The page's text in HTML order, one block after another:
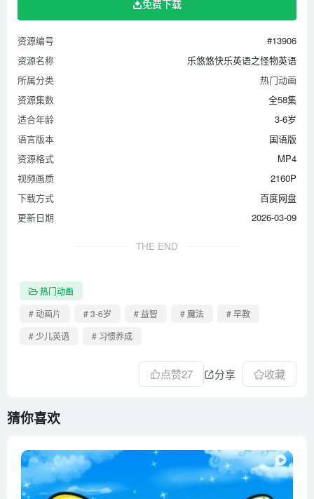
第37集 时间歌（二）
第38集 你几岁了
第39集 数手指
第40集 动物之歌
第41集 系安全带
第42集 课程歌
第43集 十位数歌
第44集 水果之歌
第45集 学习复合字母一
第46集 学习复合字母二
第49集 快起床啦
第50集 两只小手拍一拍
第51集 拿起你的小铅笔
第55集 文具歌
第57集 站立坐下
第58集 转圈圈
免费下载
资源编号
#13906
资源名称
乐悠悠快乐英语之怪物英语
所属分类
热门动画
资源集数
全58集
适合年龄
3-6岁
语言版本
国语版
资源格式
MP4
视频画质
2160P
下载方式
百度网盘
更新日期
2026-03-09
THE END
热门动画
# 动画片
# 3-6岁 # 益智 # 魔法
# 早教
# 少儿英语
# 习惯养成
点赞27 分享 收藏
猜你喜欢